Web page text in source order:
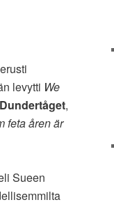
levytti We
Dundertåget,
feta åren är
Sueen